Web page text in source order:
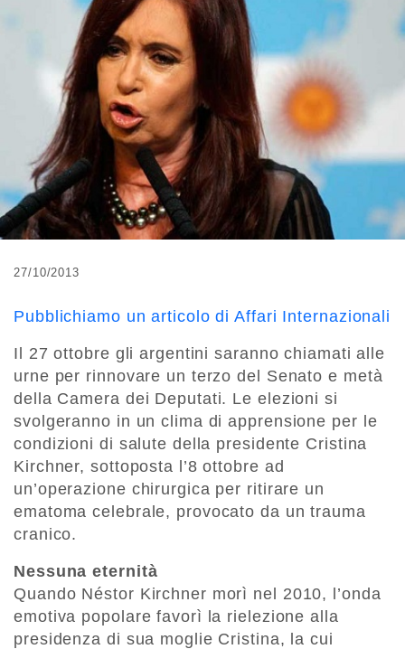
27/10/2013
Pubblichiamo un articolo di Affari Internazionali
Il 27 ottobre gli argentini saranno chiamati alle
urne per rinnovare un terzo del Senato e metà
della Camera dei Deputati. Le elezioni si
svolgeranno in un clima di apprensione per le
condizioni di salute della presidente Cristina
Kirchner, sottoposta l’8 ottobre ad
un’operazione chirurgica per ritirare un
ematoma celebrale, provocato da un trauma
cranico.
Nessuna eternità
Quando Néstor Kirchner morì nel 2010, l’onda
emotiva popolare favorì la rielezione alla
presidenza di sua moglie Cristina, la cui